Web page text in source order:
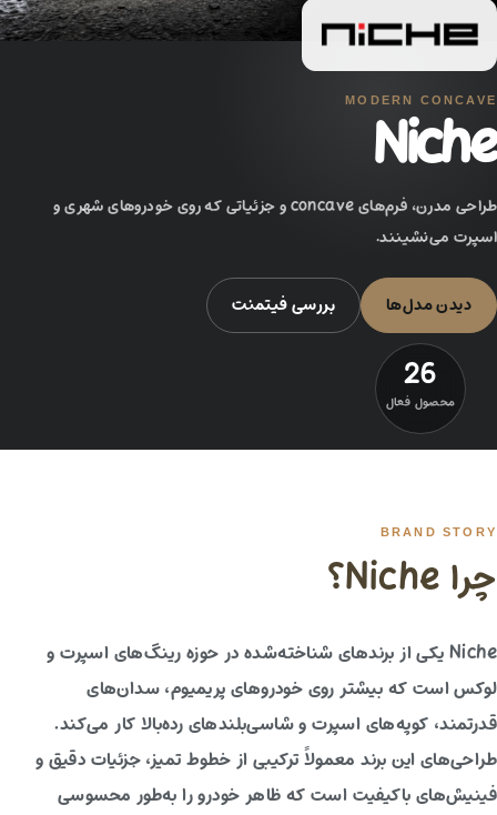
MODERN CONCAVE
Niche
طراحی مدرن، فرم‌های concave و جزئیاتی که روی خودروهای شهری و
اسپرت می‌نشینند.
دیدن مدل‌ها بررسی فیتمنت
26
محصول فعال
BRAND STORY
چرا Niche؟
Niche یکی از برندهای شناخته‌شده در حوزه رینگ‌های اسپرت و
لوکس است که بیشتر روی خودروهای پریمیوم، سدان‌های
قدرتمند، کوپه‌های اسپرت و شاسی‌بلندهای رده‌بالا کار می‌کند.
طراحی‌های این برند معمولاً ترکیبی از خطوط تمیز، جزئیات دقیق و
فینیش‌های باکیفیت است که ظاهر خودرو را به‌طور محسوسی